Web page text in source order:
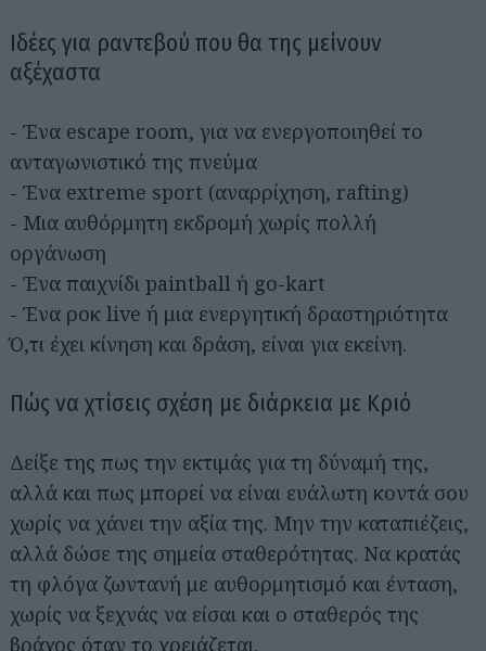
Ιδέες για ραντεβού που θα της μείνουν
αξέχαστα
- Ένα escape room, για να ενεργοποιηθεί το
ανταγωνιστικό της πνεύμα
- Ένα extreme sport (αναρρίχηση, rafting)
- Μια αυθόρμητη εκδρομή χωρίς πολλή
οργάνωση
- Ένα παιχνίδι paintball ή go-kart
- Ένα ροκ live ή μια ενεργητική δραστηριότητα
Ό,τι έχει κίνηση και δράση, είναι για εκείνη.
Πώς να χτίσεις σχέση με διάρκεια με Κριό
Δείξε της πως την εκτιμάς για τη δύναμή της,
αλλά και πως μπορεί να είναι ευάλωτη κοντά σου
χωρίς να χάνει την αξία της. Μην την καταπιέζεις,
αλλά δώσε της σημεία σταθερότητας. Να κρατάς
τη φλόγα ζωντανή με αυθορμητισμό και ένταση,
χωρίς να ξεχνάς να είσαι και ο σταθερός της
βράχος όταν το χρειάζεται.